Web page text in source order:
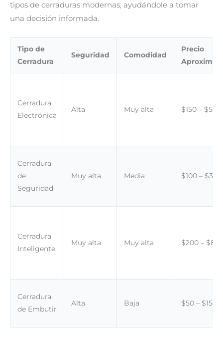
tipos de cerraduras modernas, ayudándole a tomar
una decisión informada.
Tipo de
Cerradura
Seguridad Comodidad
Precio
Cerradura
Electrónica
Alta Muy alta $150 – $500
Cerradura
de
Seguridad
Muy alta Media $100 – $300
Cerradura
Inteligente
Muy alta Muy alta $200 –
Cerradura
de Embutir
Alta Baja $50 – $150